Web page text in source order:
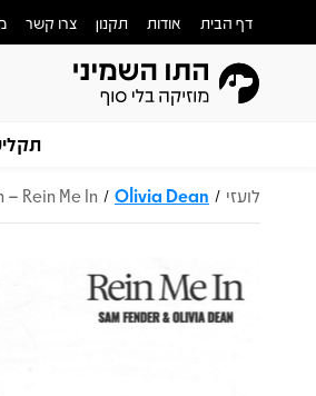
דף הבית אודות תקנון צרו קשר
לועזי /
Olivia Dean
/
Rein Me In